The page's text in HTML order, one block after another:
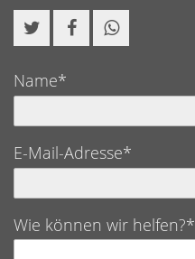
Name*
E-Mail-Adresse*
Wie können wir helfen?*